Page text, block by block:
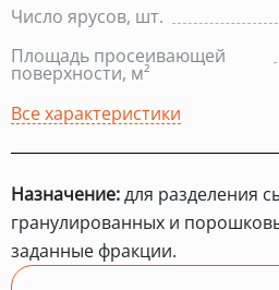
Число ярусов, шт.
Площадь просеивающей
поверхности, м²
Все характеристики
Назначение:для разделения
гранулированных и
заданные фракции.